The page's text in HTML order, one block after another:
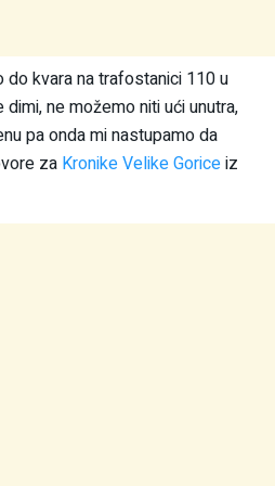
kvara na trafostanici 110 u
ne možemo niti ući unutra,
pa onda mi nastupamo da
za Kronike Velike Goriceiz